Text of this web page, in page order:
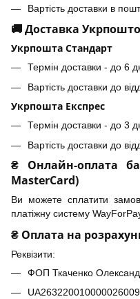
Вартість доставки в
🚚 Доставка
Укрпошта Стандарт
Термін доставки - до 6
Вартість доставки до
Укрпошта Експрес
Термін доставки - до 3
Вартість доставки до
₴ Онлайн-оплата
MasterCard)
Ви можете сплатити
платіжну систему
₴ Оплата на
Реквізити:
ФОП Ткаченко